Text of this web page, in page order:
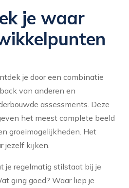
je waar
je door een combinatie
van anderen en
assessments. Deze
het meest complete beeld
groeimogelijkheden. Het
jezelf kijken.
je regelmatig stilstaat bij je
ging goed? Waar liep je